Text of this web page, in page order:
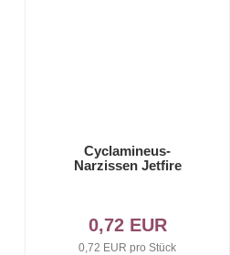
Cyclamineus-
Narzissen Jetfire
0,72 EUR
0,72 EUR pro Stück